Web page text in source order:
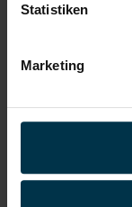
Statistiken
Marketing
Mitwirkung bei